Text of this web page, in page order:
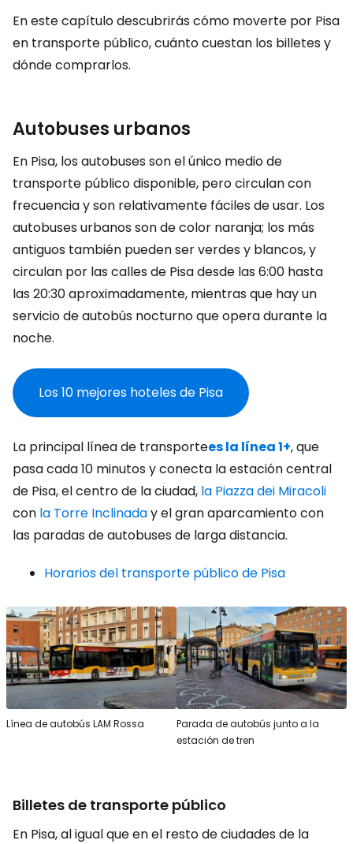
En este capítulo descubrirás cómo moverte por Pisa
en transporte público, cuánto cuestan los billetes y
dónde comprarlos.
Autobuses urbanos
En Pisa, los autobuses son el único medio de
transporte público disponible, pero circulan con
frecuencia y son relativamente fáciles de usar. Los
autobuses urbanos son de color naranja; los más
antiguos también pueden ser verdes y blancos, y
circulan por las calles de Pisa desde las 6:00 hasta
las 20:30 aproximadamente, mientras que hay un
servicio de autobús nocturno que opera durante la
noche.
Los 10 mejores hoteles de Pisa
La principal línea de transporteesla línea 1+, que
pasa cada 10 minutos y conecta la estación central
de Pisa, el centro de la ciudad, la Piazza dei Miracoli
con la Torre Inclinaday el gran aparcamiento con
las paradas de autobuses de larga distancia.
Horarios del transporte público de Pisa
Línea de autobús LAM Rossa
Parada de autobús junto a la
estación de tren
Billetes de transporte público
En Pisa, al igual que en el resto de ciudades de la